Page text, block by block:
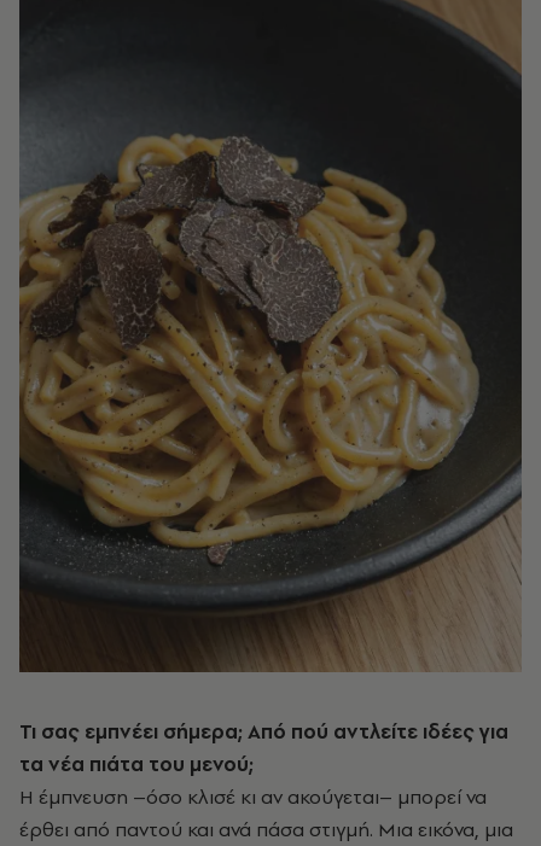
Τι σας εμπνέει σήμερα; Από πού αντλείτε ιδέες για
τα νέα πιάτα του μενού;
Η έμπνευση –όσο κλισέ κι αν ακούγεται– μπορεί να
έρθει από παντού και ανά πάσα στιγμή. Μια εικόνα, μια